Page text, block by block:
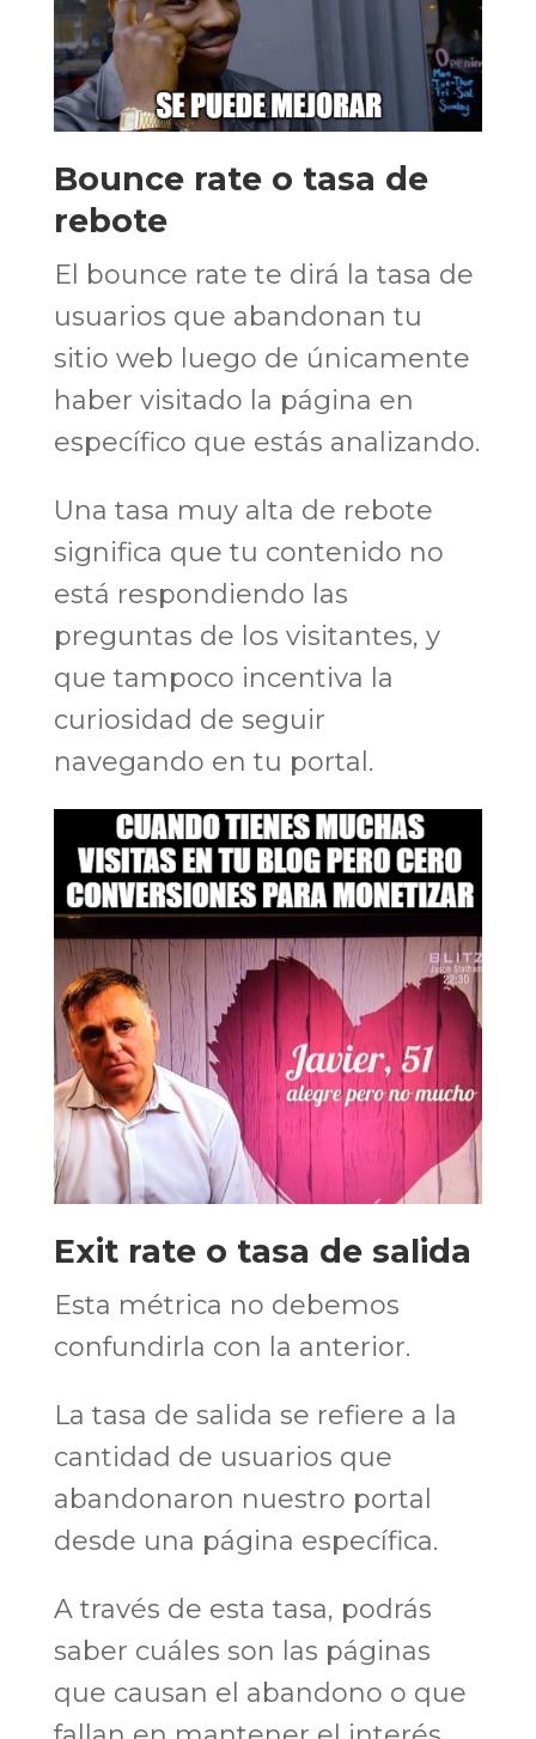
Bounce rate o tasa de
rebote
El bounce rate te dirá la tasa de
usuarios que abandonan tu
sitio web luego de únicamente
haber visitado la página en
específico que estás analizando.
Una tasa muy alta de rebote
significa que tu contenido no
está respondiendo las
preguntas de los visitantes, y
que tampoco incentiva la
curiosidad de seguir
navegando en tu portal.
Exit rate o tasa de salida
Esta métrica no debemos
confundirla con la anterior.
La tasa de salida se refiere a la
cantidad de usuarios que
abandonaron nuestro portal
desde una página específica.
A través de esta tasa, podrás
saber cuáles son las páginas
que causan el abandono o que